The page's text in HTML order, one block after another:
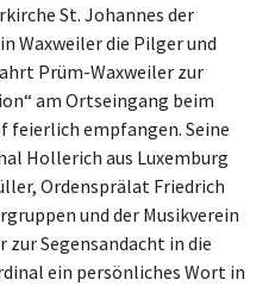
St. Johannes der
Waxweiler die Pilger und
Prüm-Waxweiler zur
am Ortseingang beim
empfangen. Seine
Hollerich aus Luxemburg
Ordensprälat Friedrich
und der Musikverein
zur Segensandacht in die
ein persönliches Wort in